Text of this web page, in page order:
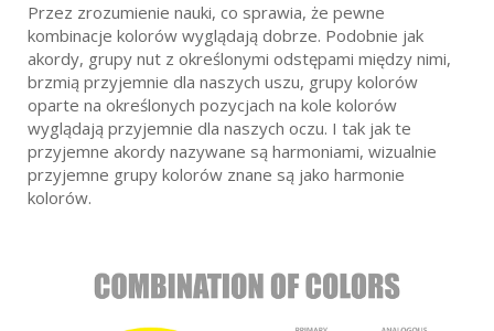
Przez zrozumienie nauki, co sprawia, że pewne
kombinacje kolorów wyglądają dobrze. Podobnie jak
akordy, grupy nut z określonymi odstępami między nimi,
brzmią przyjemnie dla naszych uszu, grupy kolorów
oparte na określonych pozycjach na kole kolorów
wyglądają przyjemnie dla naszych oczu. I tak jak te
przyjemne akordy nazywane są harmoniami, wizualnie
przyjemne grupy kolorów znane są jako harmonie
kolorów.